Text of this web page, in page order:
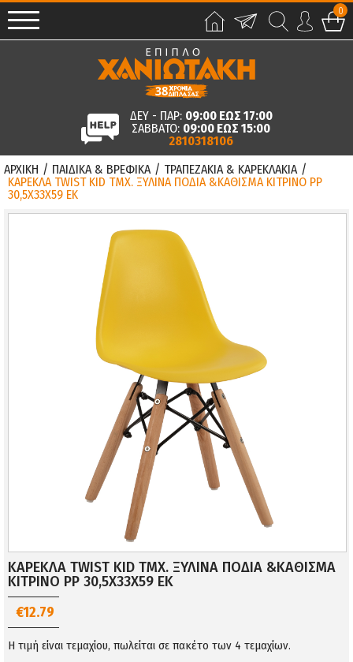
0
ΔΕΥ - ΠΑΡ: 09:00 ΕΩΣ 17:00
ΣΑΒΒΑΤΟ: 09:00 ΕΩΣ 15:00
2810318106
ΑΡΧΙΚΗ / ΠΑΙΔΙΚΑ & ΒΡΕΦΙΚΑ / ΤΡΑΠΕΖΑΚΙΑ & ΚΑΡΕΚΛΑΚΙΑ /
ΚΑΡΕΚΛΑ TWIST KID ΤΜΧ. ΞΥΛΙΝΑ ΠΟΔΙΑ &ΚΑΘΙΣΜΑ ΚΙΤΡΙΝΟ PP
30,5Χ33Χ59 ΕΚ
ΚΑΡΕΚΛΑ TWIST KID ΤΜΧ. ΞΥΛΙΝΑ ΠΟΔΙΑ &ΚΑΘΙΣΜΑ
ΚΙΤΡΙΝΟ PP 30,5Χ33Χ59 ΕΚ
€12.79
Η τιμή είναι τεμαχίου, πωλείται σε πακέτο των 4 τεμαχίων.